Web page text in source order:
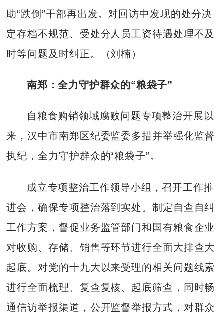
助“跌倒”干部再出发。对回访中发现的处分决
定存档不规范、受处分人员工资待遇处理不及
时等问题及时纠正。（刘楠）
南郑：全力守护群众的“粮袋子”
自粮食购销领域腐败问题专项整治开展以
来，汉中市南郑区纪委监委多措并举强化监督
执纪，全力守护群众的“粮袋子”。
成立专项整治工作领导小组，召开工作推
进会，确保专项整治落到实处。制定自查自纠
工作方案，督促业务监管部门和国有粮食企业
对收购、存储、销售等环节进行全面大排查大
起底。对党的十九大以来受理的相关问题线索
进行全面梳理、复查复核、起底筛查，同时畅
通信访举报渠道，公开监督举报方式，对群众